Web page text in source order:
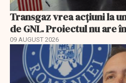
Transgaz vrea acțiuni la
de GNL. Proiectul nu are
09 AUGUST 2026